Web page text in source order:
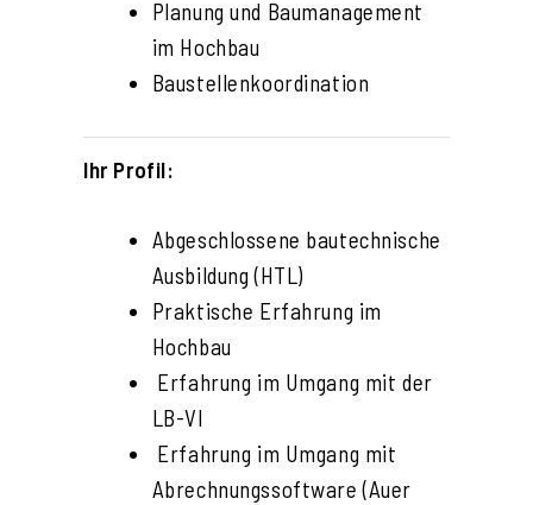
Planung und Baumanagement
im Hochbau
Baustellenkoordination
Ihr Profil:
Abgeschlossene bautechnische
Ausbildung (HTL)
Praktische Erfahrung im
Hochbau
Erfahrung im Umgang mit der
LB-VI
Erfahrung im Umgang mit
Abrechnungssoftware (Auer